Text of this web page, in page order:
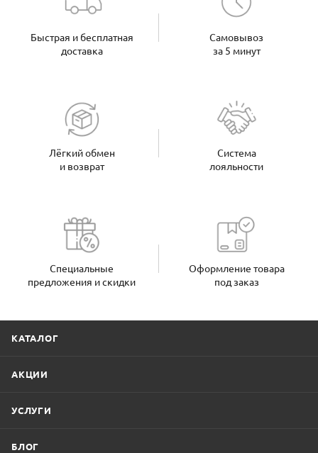
Быстрая и бесплатная
доставка
Самовывоз
за 5 минут
Лёгкий обмен
и возврат
Система
лояльности
Специальные
предложения и скидки
Оформление товара
под заказ
КАТАЛОГ
АКЦИИ
УСЛУГИ
БЛОГ